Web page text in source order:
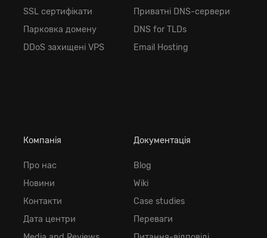
SSL сертифікати
Парковка домену
DDoS захищені VPS
Приватні DNS-сервери
DNS for TLDs
Email Hosting
Компанія
Про нас
Новини
Контакти
Дата центри
Документація
Blog
Wiki
Case studies
Переваги